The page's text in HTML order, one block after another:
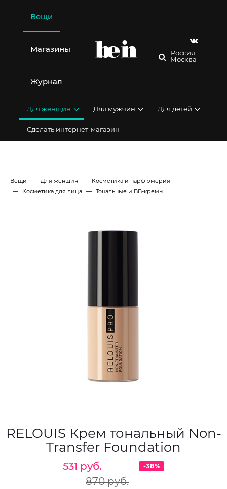
содержимому
Вещи
Магазины
Журнал
Россия,
Москва
Для женщин Для мужчин Для детей
Сделать интернет-магазин
Вещи Для женщин
Косметика и парфюмерия
Косметика для лица
Тональные и BB-кремы
RELOUIS Крем тональный Non-
Transfer Foundation
531 руб.
870 руб.
-38%